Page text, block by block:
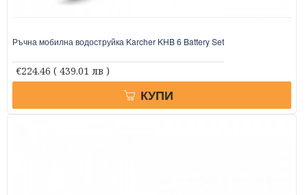
Ръчна мобилна водоструйка Karcher KHB 6 Battery Set
€224.46 ( 439.01 лв )
КУПИ